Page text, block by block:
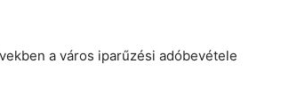
a város iparűzési adóbevétele